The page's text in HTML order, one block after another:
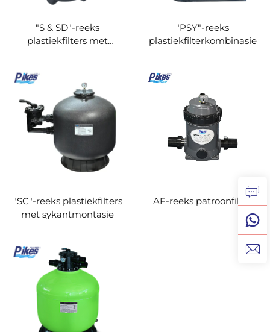
"S & SD"-reeks
plastiekfilters met
"PSY"-reeks
plastiekfilterkombinasie
"SC"-reeks plastiekfilters
met sykantmontasie
AF-reeks patroonfilter